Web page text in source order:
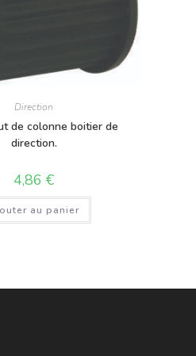
Direction
de colonne boitier de
direction.
4,86€
au panier